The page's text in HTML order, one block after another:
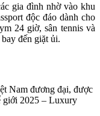
gia đình nhờ vào khu
độc đáo dành cho
24 giờ, sân tennis và
đến giặt ủi.
Nam đương đại, được
giới 2025 – Luxury